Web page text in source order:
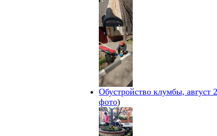
Обустройство клумбы, август
фото)